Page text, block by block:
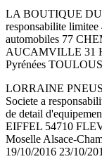
LA BOUTIQUE DU
responsabilite
automobiles 77
AUCAMVILLE 31
Pyrénées
LORRAINE
Societe a
de detail
EIFFEL 54710
Moselle Alsace-
19/10/2016 23/10/